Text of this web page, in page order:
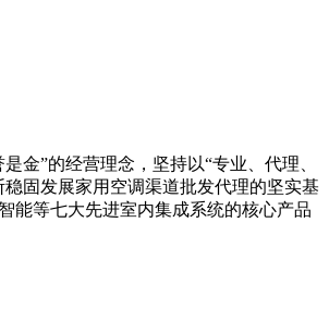
金”的经营理念，坚持以“专业、代理、
固发展家用空调渠道批发代理的坚实基
能等七大先进室内集成系统的核心产品